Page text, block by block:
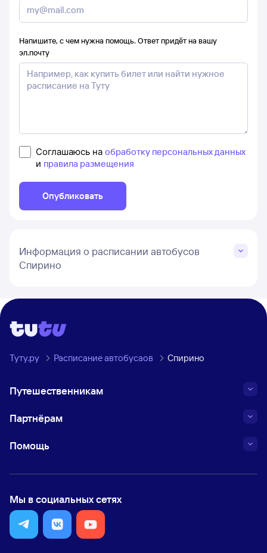
Напишите, с чем нужна помощь. Ответ придёт на вашу
эл.почту
Соглашаюсь на обработку персональных данных
и правила размещения
Опубликовать
Информация о расписании автобусов
Спирино
Туту.ру Расписание автобусаов Спирино
Путешественникам
Партнёрам
Помощь
Мы в социальных сетях